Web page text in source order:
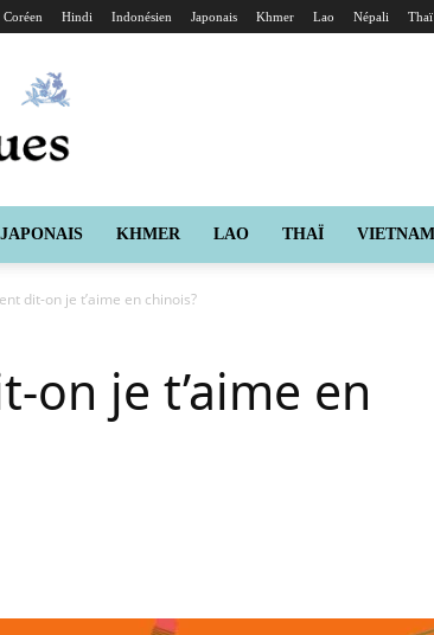
Coréen Hindi Indonésien Japonais Khmer Lao Népali Thaï
JAPONAIS KHMER LAO THAÏ
dit-on je t’aime en chinois?
on je t’aime en